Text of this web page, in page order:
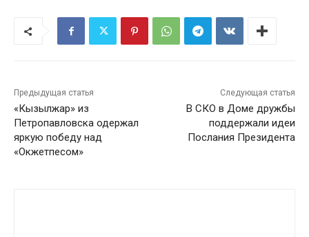
Предыдущая статья
«Кызылжар» из
Петропавловска одержал
яркую победу над
«Окжетпесом»
Следующая статья
В СКО в Доме дружбы
поддержали идеи
Послания Президента